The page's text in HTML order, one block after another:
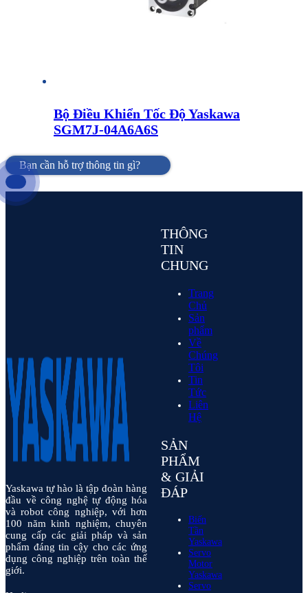
Bộ Điều Khiển Tốc Độ Yaskawa
SGM7J-04A6A6S
Bạn cần hỗ trợ thông tin gì?
Yaskawa tự hào là tập đoàn hàng
đầu về công nghệ tự động hóa
và robot công nghiệp, với hơn
100 năm kinh nghiệm, chuyên
cung cấp các giải pháp và sản
phẩm đáng tin cậy cho các ứng
dụng công nghiệp trên toàn thế
giới.
THÔNG
TIN
CHUNG
Trang
Chủ
Sản
phẩm
Về
Chúng
Tôi
Tin
Tức
Liên
Hệ
SẢN
PHẨM
& GIẢI
ĐÁP
Biến
Tần
Yaskawa
Servo
Motor
Yaskawa
Servo